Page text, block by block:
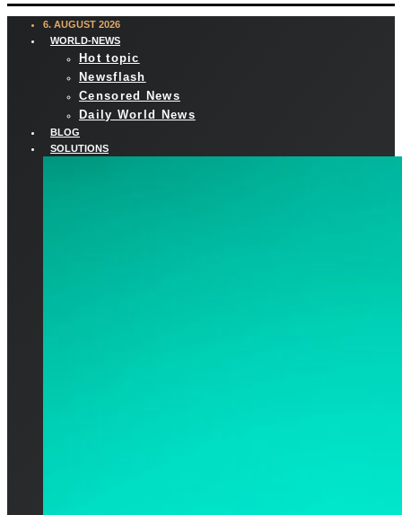
6. AUGUST 2026
WORLD-NEWS
Hot topic
Newsflash
Censored News
Daily World News
BLOG
SOLUTIONS